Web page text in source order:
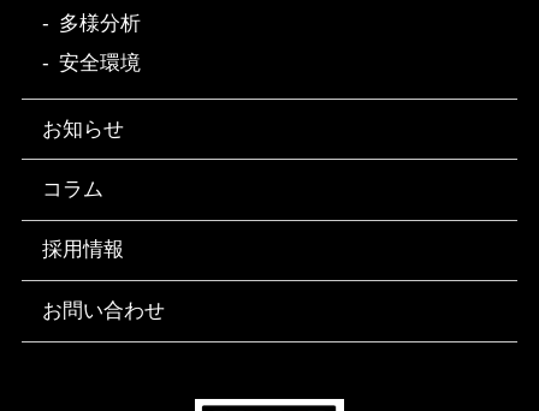
多様分析
安全環境
お知らせ
コラム
採用情報
お問い合わせ